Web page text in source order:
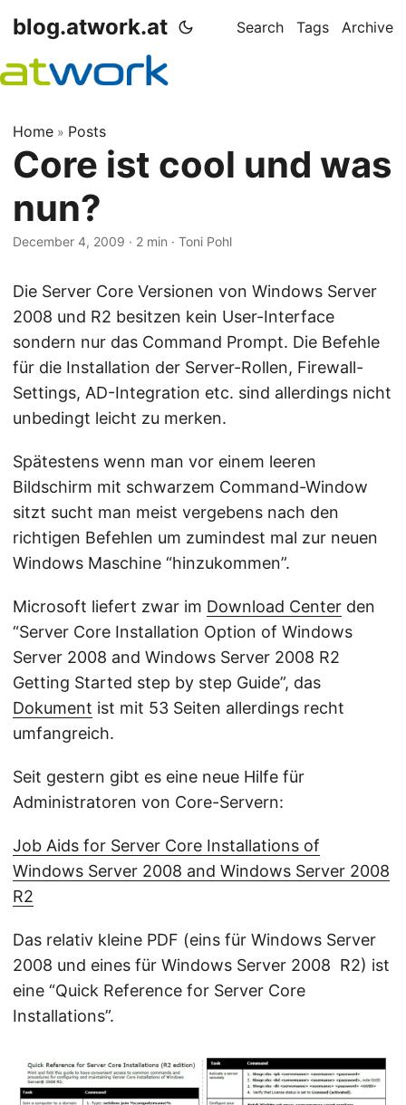
blog.atwork.at Search Tags Archive
Home » Posts
Core ist cool und was
nun?
December 4, 2009 · 2 min · Toni Pohl
Die Server Core Versionen von Windows Server
2008 und R2 besitzen kein User-Interface
sondern nur das Command Prompt. Die Befehle
für die Installation der Server-Rollen, Firewall-
Settings, AD-Integration etc. sind allerdings nicht
unbedingt leicht zu merken.
Spätestens wenn man vor einem leeren
Bildschirm mit schwarzem Command-Window
sitzt sucht man meist vergebens nach den
richtigen Befehlen um zumindest mal zur neuen
Windows Maschine “hinzukommen”.
Microsoft liefert zwar im Download Center den
“Server Core Installation Option of Windows
Server 2008 and Windows Server 2008 R2
Getting Started step by step Guide”, das
Dokument ist mit 53 Seiten allerdings recht
umfangreich.
Seit gestern gibt es eine neue Hilfe für
Administratoren von Core-Servern:
Job Aids for Server Core Installations of
Windows Server 2008 and Windows Server 2008
R2
Das relativ kleine PDF (eins für Windows Server
2008 und eines für Windows Server 2008 R2) ist
eine “Quick Reference for Server Core
Installations”.